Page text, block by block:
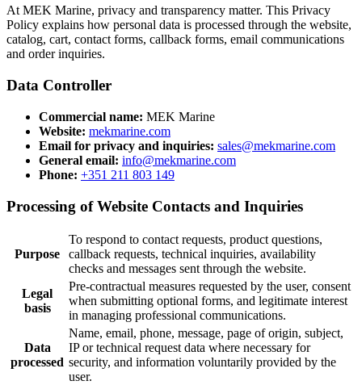
At MEK Marine, privacy and transparency matter. This Privacy
Policy explains how personal data is processed through the website,
catalog, cart, contact forms, callback forms, email communications
and order inquiries.
Data Controller
Commercial name: MEK Marine
Website: mekmarine.com
Email for privacy and inquiries: sales@mekmarine.com
General email: info@mekmarine.com
Phone: +351 211 803 149
Processing of Website Contacts and Inquiries
Purpose
To respond to contact requests, product questions,
callback requests, technical inquiries, availability
checks and messages sent through the website.
Legal
basis
Pre-contractual measures requested by the user, consent
when submitting optional forms, and legitimate interest
in managing professional communications.
Data
processed
Name, email, phone, message, page of origin, subject,
IP or technical request data where necessary for
security, and information voluntarily provided by the
user.